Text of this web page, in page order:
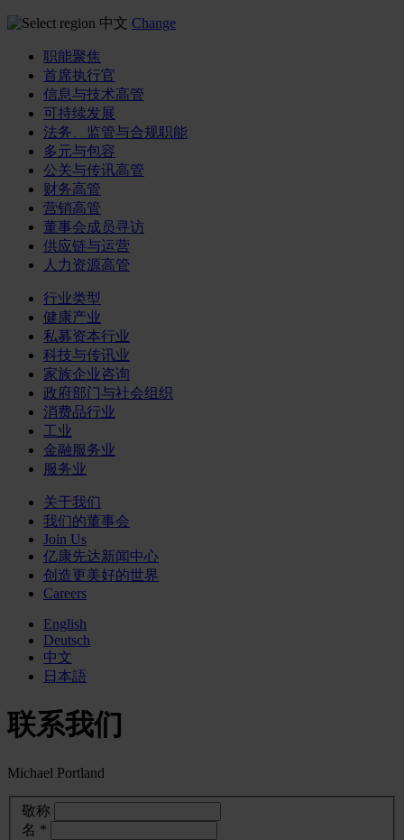
中文 Change
职能聚焦
首席执行官
信息与技术高管
可持续发展
法务、监管与合规职能
多元与包容
公关与传讯高管
财务高管
营销高管
董事会成员寻访
供应链与运营
人力资源高管
行业类型
健康产业
私募资本行业
科技与传讯业
家族企业咨询
政府部门与社会组织
消费品行业
工业
金融服务业
服务业
关于我们
我们的董事会
Join Us
亿康先达新闻中心
创造更美好的世界
Careers
English
Deutsch
中文
日本語
联系我们
Michael Portland
敬称
名 *